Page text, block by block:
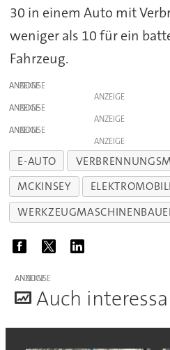
30 in einem Auto mit
weniger als 10 für ein
Fahrzeug.
ANZEIGE
ANZEIGE
ANZEIGE
ANZEIGE
ANZEIGE
ANZEIGE
E-AUTO
MCKINSEY
ANZEIGE
Auch